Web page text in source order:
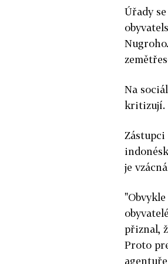
Úřady
Na
kritizují.
je
přiznal,
Proto